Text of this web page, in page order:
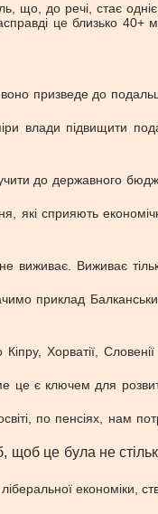
що, до речі, стає
це близько 40+
призведе до
влади підвищити
до державного
сприяють
виживає. Виживає
приклад
Хорватії,
це є ключем для
по пенсіях, нам
це була не
економіки,